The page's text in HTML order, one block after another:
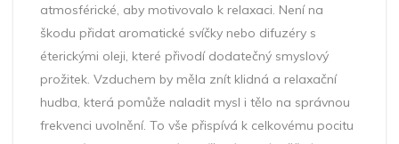
atmosférické, aby motivovalo k relaxaci. Není na
škodu přidat aromatické svíčky nebo difuzéry s
éterickými oleji, které přivodí dodatečný smyslový
prožitek. Vzduchem by měla znít klidná a relaxační
hudba, která pomůže naladit mysl i tělo na správnou
frekvenci uvolnění. To vše přispívá k celkovému pocitu